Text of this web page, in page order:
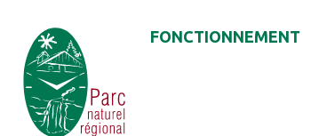
FONCTIONNEMENT